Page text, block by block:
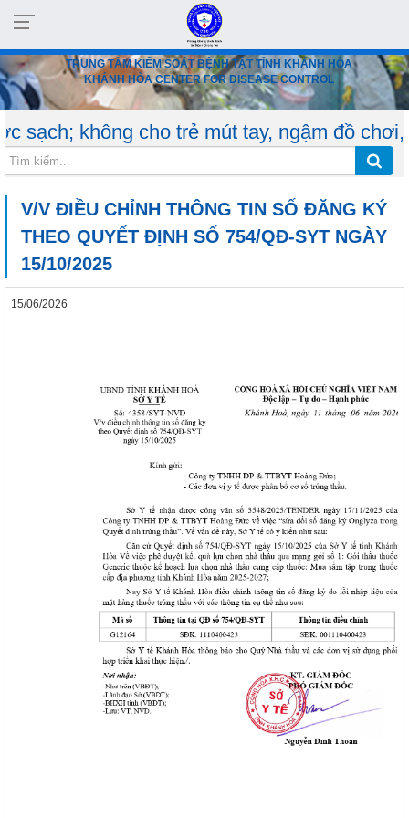
TRUNG TÂM KIỂM SOÁT BỆNH TẬT TỈNH KHÁNH HÒA
KHÁNH HÒA CENTER FOR DISEASE CONTROL
cho trẻ mút tay, ngậm đồ
V/V ĐIỀU CHỈNH THÔNG TIN SỐ ĐĂNG KÝ
THEO QUYẾT ĐỊNH SỐ 754/QĐ-SYT NGÀY
15/10/2025
15/06/2026